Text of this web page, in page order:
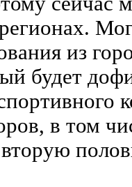
из
будет
в том